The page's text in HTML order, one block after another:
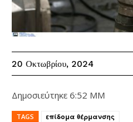
20 Οκτωβρίου, 2024
Δημοσιεύτηκε 6:52 ΜΜ
TAGS επίδομα θέρμανσης